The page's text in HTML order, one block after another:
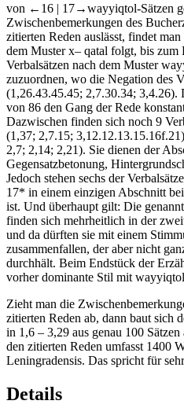
von ←16 | 17→wayyiqtol-Sätzen
Zwischenbemerkungen des
zitierten Reden auslässt, findet
dem Muster x– qatal folgt, bis zum
Verbalsätzen nach dem Muster
zuzuordnen, wo die Negation des
(1,26.43.45.45; 2,7.30.34; 3,4.26).
von 86 den Gang der Rede
Dazwischen finden sich noch 9
(1,37; 2,7.15;
2,7; 2,14; 2,21). Sie dienen der
Gegensatzbetonung,
Jedoch stehen sechs der
17* in einem einzigen Abschnitt
ist. Und überhaupt gilt: Die
finden sich mehrheitlich in der
und da dürften sie mit einem
zusammenfallen, der aber nicht
durchhält. Beim Endstück der
vorher dominante Stil mit
Zieht man die
zitierten Reden ab, dann baut sich
in 1,6 – 3,29 aus genau 100
den zitierten Reden umfasst 1400
Leningradensis. Das spricht für
Details